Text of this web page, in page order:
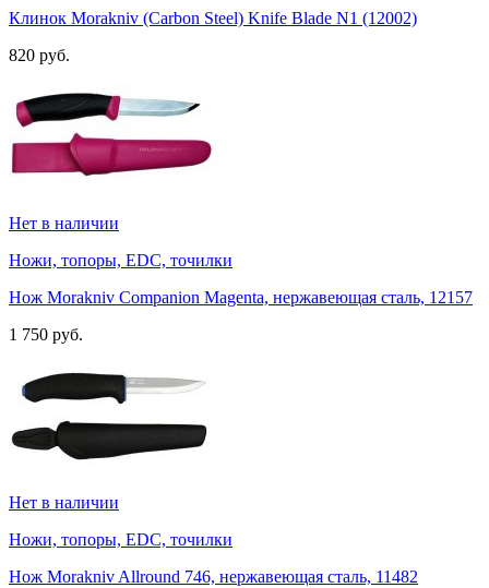
Клинок Morakniv (Carbon Steel) Knife Blade N1 (12002)
820 руб.
Нет в наличии
Ножи, топоры, EDC, точилки
Нож Morakniv Companion Magenta, нержавеющая сталь, 12157
1 750 руб.
Нет в наличии
Ножи, топоры, EDC, точилки
Нож Morakniv Allround 746, нержавеющая сталь, 11482